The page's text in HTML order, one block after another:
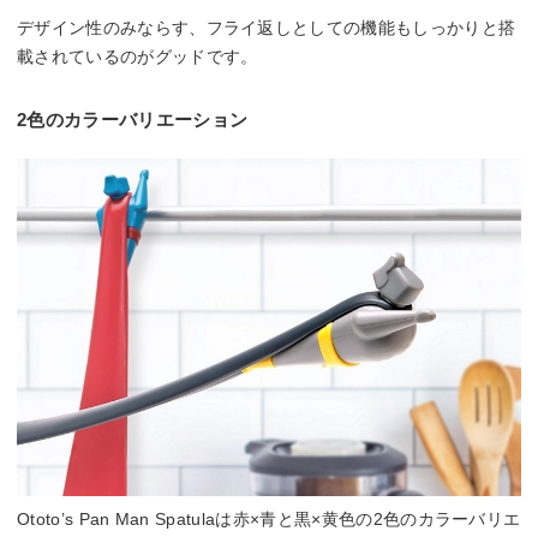
デザイン性のみならす、フライ返しとしての機能もしっかりと搭
載されているのがグッドです。
2色のカラーバリエーション
Ototo’s Pan Man Spatulaは赤×青と黒×黄色の2色のカラーバリエ